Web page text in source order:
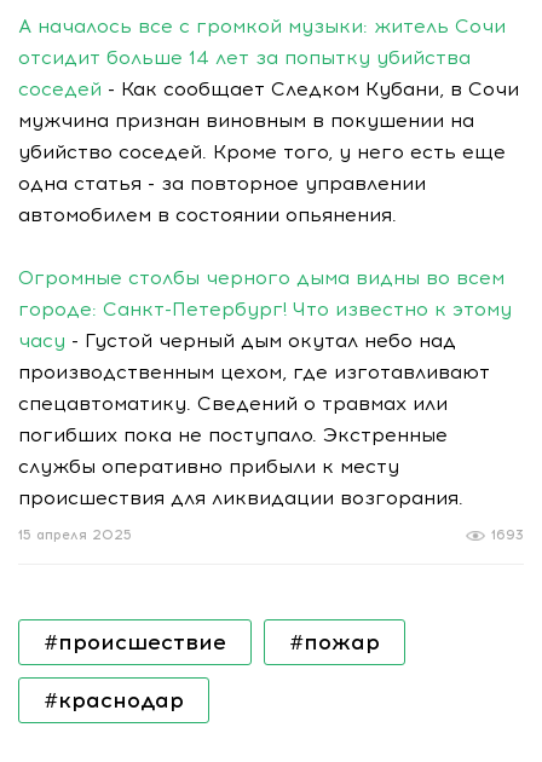
А началось все с громкой музыки: житель Сочи
отсидит больше 14 лет за попытку убийства
соседей - Как сообщает Следком Кубани, в Сочи
мужчина признан виновным в покушении на
убийство соседей. Кроме того, у него есть еще
одна статья - за повторное управлении
автомобилем в состоянии опьянения.
Огромные столбы черного дыма видны во всем
городе: Санкт-Петербург! Что известно к этому
часу - Густой черный дым окутал небо над
производственным цехом, где изготавливают
спецавтоматику. Сведений о травмах или
погибших пока не поступало. Экстренные
службы оперативно прибыли к месту
происшествия для ликвидации возгорания.
1693
15 апреля 2025
#происшествие #пожар
#краснодар